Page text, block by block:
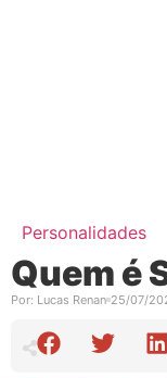
Personalidades
Quem é
Por: Lucas Renan 25/07/